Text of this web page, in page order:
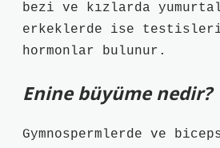
bezi ve kızlarda
erkeklerde ise
hormonlar bulunur.
Enine büyüme nedir?
Gymnospermlerde ve